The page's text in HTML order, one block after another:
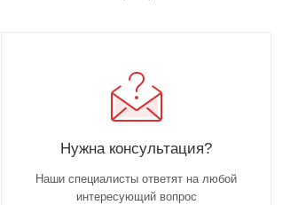
Нужна консультация?
Наши специалисты ответят на любой
интересующий вопрос